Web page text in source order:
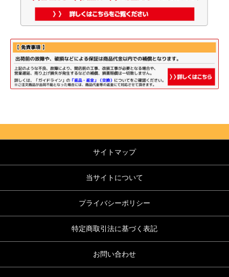
サイトマップ
当サイトについて
プライバシーポリシー
特定商取引法に基づく表記
お問い合わせ